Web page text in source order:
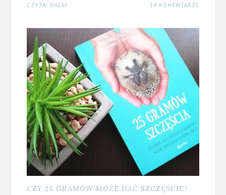
CZYTAJ DALEJ 34 KOMENTARZE
CZY 25 GRAMÓW MOŻE DAĆ SZCZĘŚCIE?